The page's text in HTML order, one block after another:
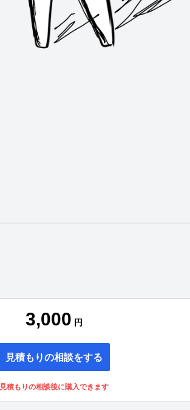
3,000 円
見積もりの相談をする
見積もりの相談後に購入できます